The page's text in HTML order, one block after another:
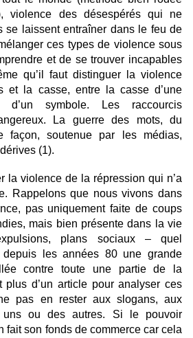
violence des désespérés qui ne
se laissent entraîner dans le feu de
ces types de violence sous
et de se trouver incapables
qu’il faut distinguer la violence
et la casse, entre la casse d’une
symbole. Les raccourcis
La guerre des mots, du
façon, soutenue par les médias,
(1).
la violence de la répression qui n’a
Rappelons que nous vivons dans
pas uniquement faite de coups
mais bien présente dans la vie
plans sociaux – quel
depuis les années 80 une grande
contre toute une partie de la
plus d’un article pour analyser ces
pas en rester aux slogans, aux
uns ou des autres. Si le pouvoir
fait son fonds de commerce car cela